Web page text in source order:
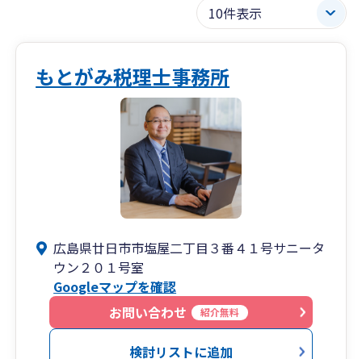
もとがみ税理士事務所
広島県廿日市市塩屋二丁目３番４１号サニータ
ウン２０１号室
Googleマップを確認
お問い合わせ
紹介無料
検討リストに追加